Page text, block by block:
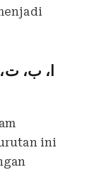
ا، ب،
ini